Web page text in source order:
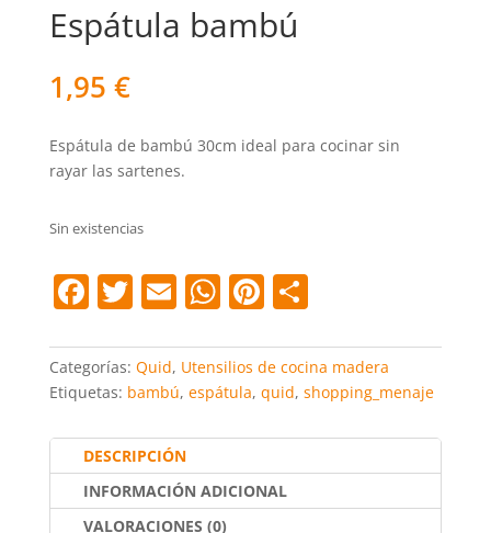
Espátula bambú
1,95 €
Espátula de bambú 30cm ideal para cocinar sin
rayar las sartenes.
Sin existencias
F
c
e
b
o
o
T
itt
er
E
ai
l
W
at
s
A
p
p
Pi
er
e
st
C
m
p
ar
tir
Categorías: Quid, Utensilios de cocina madera
Etiquetas: bambú, espátula, quid, shopping_menaje
DESCRIPCIÓN
INFORMACIÓN ADICIONAL
VALORACIONES (0)